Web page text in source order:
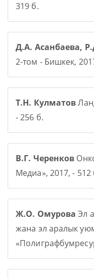
319 б.
Д.А. Асанбаева,
2-том - Бишкек,
Т.Н. Кулматов
- 256 б.
В.Г. Черенков
Медиа», 2017, - 512
Ж.О. Омурова Эл
жана эл аралык